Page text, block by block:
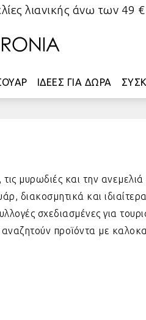
λιανικής άνω των 49 €
ΙΔΕΕΣ ΓΙΑ ΔΩΡΑ
μυρωδιές και την ανεμελιά
διακοσμητικά και
σχεδιασμένες για
προϊόντα με